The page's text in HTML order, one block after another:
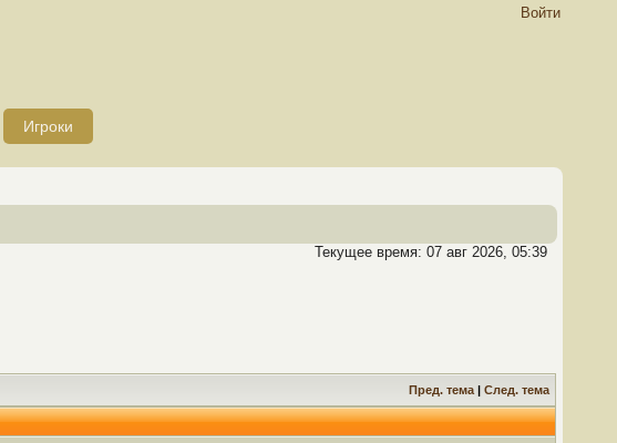
Войти
Игроки
Текущее время: 07 авг 2026, 05:39
Пред. тема | След. тема